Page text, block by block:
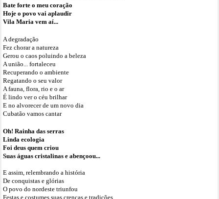
Bate forte o meu coração
Hoje o povo vai aplaudir
Vila Maria vem aí...
A degradação
Fez chorar a natureza
Gerou o caos poluindo a beleza
A união... fortaleceu
Recuperando o ambiente
Regatando o seu valor
A fauna, flora, rio e o ar
É lindo ver o céu brilhar
E no alvorecer de um novo dia
Cubatão vamos cantar
Oh! Rainha das serras
Linda ecologia
Foi deus quem criou
Suas águas cristalinas e abençoou...
E assim, relembrando a história
De conquistas e glórias
O povo do nordeste triunfou
Festas e costumes suas crenças e tradições